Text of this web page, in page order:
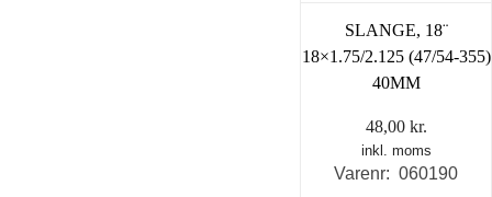
SLANGE, 18¨
18×1.75/2.125 (47/54-355)
40MM
48,00 kr.
inkl. moms
Varenr: 060190